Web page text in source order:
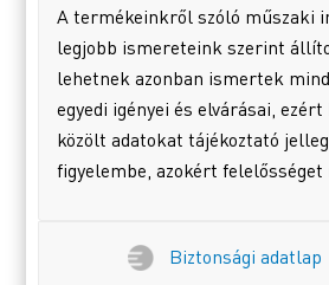
A termékeinkről szóló műszaki
legjobb ismereteink szerint
lehetnek azonban ismertek
egyedi igényei és elvárásai,
közölt adatokat tájékoztató
figyelembe, azokért
Biztonsági adatlap